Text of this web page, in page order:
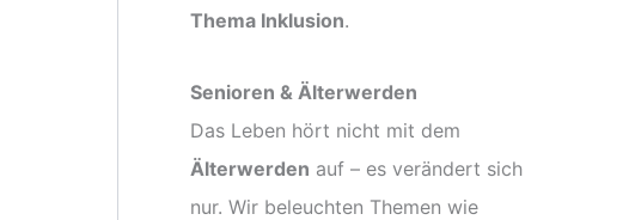
Thema Inklusion.
Senioren & Älterwerden
Das Leben hört nicht mit dem
Älterwerden auf – es verändert sich
nur. Wir beleuchten Themen wie